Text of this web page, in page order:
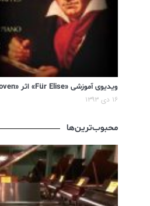
ویدیوی آموزشی «Für Elise» اثر «Beethoven»
۱۶ دی ۱۳۹۳
محبوب‌ترین‌ها